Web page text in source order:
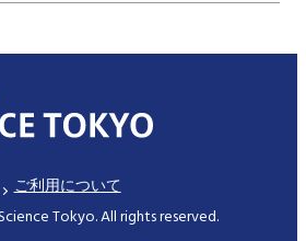
ご利用について
Tokyo. All rights reserved.